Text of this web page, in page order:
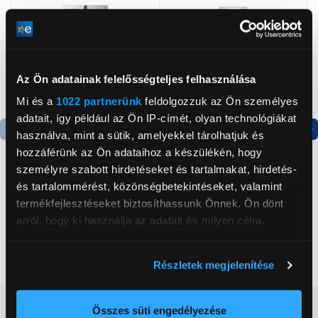
Az Ön adatainak felelősségteljes felhasználása
Mi és a 1022 partnerünk feldolgozzuk az Ön személyes
adatait, így például az Ön IP-címét, olyan technológiákat
használva, mint a sütik, amelyekkel tárolhatjuk és
hozzáférünk az Ön adataihoz a készülékén, hogy
személyre szabott hirdetéseket és tartalmakat, hirdetés-
és tartalommérést, közönségbetekintéseket, valamint
termékfejlesztéseket biztosíthassunk Önnek. Ön dönt
arról, hogy ki használja az adatait és milyen célra.
elhelyezkedéséről pár méteres pontossággal
Az Ön készülékén beazonosítása annak konkrét
Részletek megjelenítése
Összes süti engedélyezése
Termék adatlap
Gorenje NRS8182KX Side
by side hűtőszekrény
Termék adatlap
Gorenje RK4182PW4
kombinált hűtőszekrény
Vásárlói vélemények